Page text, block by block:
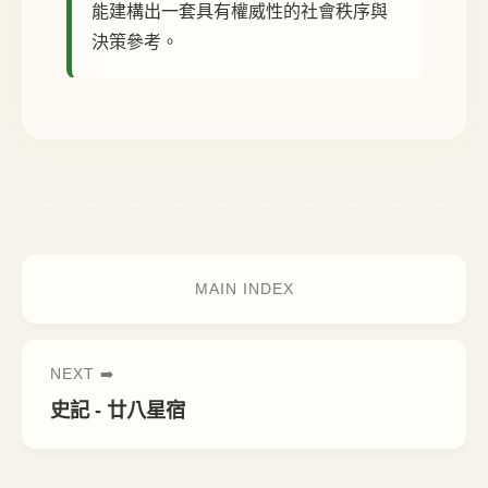
能建構出一套具有權威性的社會秩序與
決策參考。
MAIN INDEX
NEXT ➡️
史記 - 廿八星宿